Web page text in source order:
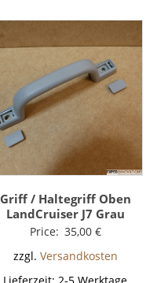
Griff / Haltegriff Oben
LandCruiser J7 Grau
Price: 35,00 €
zzgl. Versandkosten